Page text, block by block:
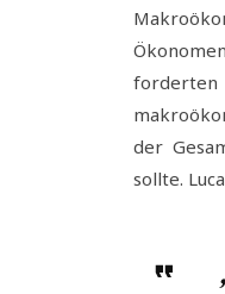
der
sollte.